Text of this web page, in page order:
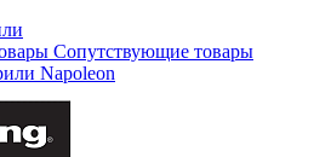
Сопутствующие товары
Napoleon